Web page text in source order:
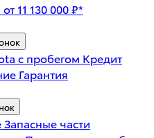
11 130 000 ₽*
с пробегом Кредит
Гарантия
Запасные части